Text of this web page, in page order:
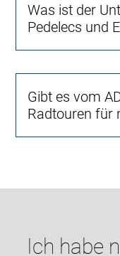
Was ist der
Pedelecs und
Gibt es vom
Radtouren für
Ich habe